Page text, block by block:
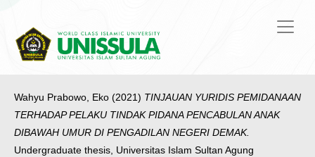
Wahyu Prabowo, Eko (2021) TINJAUAN YURIDIS PEMIDANAAN
TERHADAP PELAKU TINDAK PIDANA PENCABULAN ANAK
DIBAWAH UMUR DI PENGADILAN NEGERI DEMAK.
Undergraduate thesis, Universitas Islam Sultan Agung